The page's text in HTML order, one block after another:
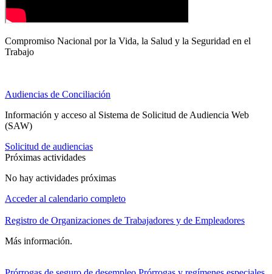
Compromiso Nacional por la Vida, la Salud y la Seguridad en el
Trabajo
Audiencias de Conciliación
Información y acceso al Sistema de Solicitud de Audiencia Web
(SAW)
Solicitud de audiencias
Próximas actividades
No hay actividades próximas
Acceder al calendario completo
Registro de Organizaciones de Trabajadores y de Empleadores
Más información.